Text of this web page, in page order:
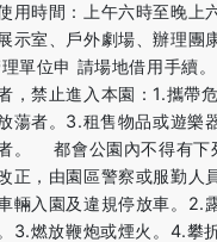
用時間：上午六時至晚上
示室、戶外劇場、辦理團
單位申 請場地借用手續
，禁止進入本園：1.攜帶
蕩者。3.租售物品或遊樂
。 都會公園內不得有下
正，由園區警察或服勤人
輛入園及違規停放車。2.
3.燃放鞭炮或煙火。4.攀